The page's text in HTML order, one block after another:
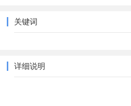
关键词
详细说明